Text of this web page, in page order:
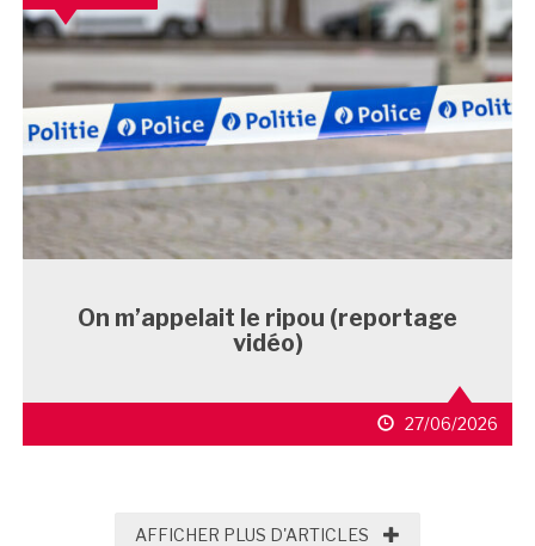
On m’appelait le ripou (reportage
vidéo)
27/06/2026
AFFICHER PLUS D'ARTICLES AFFICHER PLUS